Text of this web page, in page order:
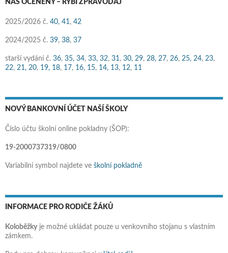
NÁŠ OCENĚNÝ – RYBÍ ZPRAVODAJ
2025/2026 č. 40, 41, 42
2024/2025 č. 39, 38, 37
starší vydání č. 36, 35, 34, 33, 32, 31, 30, 29, 28, 27, 26, 25, 24, 23,
22, 21, 20, 19, 18, 17, 16, 15, 14, 13, 12, 11
NOVÝ BANKOVNÍ ÚČET NAŠÍ ŠKOLY
Číslo účtu školní online pokladny (ŠOP):
19-2000737319/0800
Variabilní symbol najdete ve školní pokladně
INFORMACE PRO RODIČE ŽÁKŮ
Koloběžkyje možné ukládat pouze u venkovního stojanu s vlastním
zámkem.